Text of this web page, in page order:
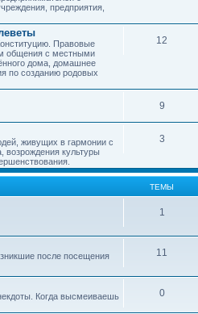
предприятия,
Правовые
общения с местными
дома, домашнее
по созданию родовых
12
9
живущих в гармонии с
возрождения культуры
3
ТЕМЫ
1
после посещения
11
Когда высмеиваешь
0